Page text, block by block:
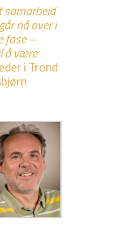
samarbeid
nå over i
fase –
å være
i Trond